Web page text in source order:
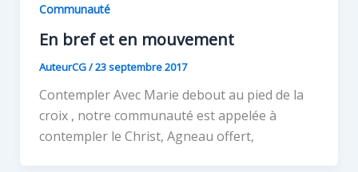
Communauté
En bref et en mouvement
AuteurCG/23 septembre 2017
Contempler Avec Marie debout au pied de la
croix , notre communauté est appelée à
contempler le Christ, Agneau offert,